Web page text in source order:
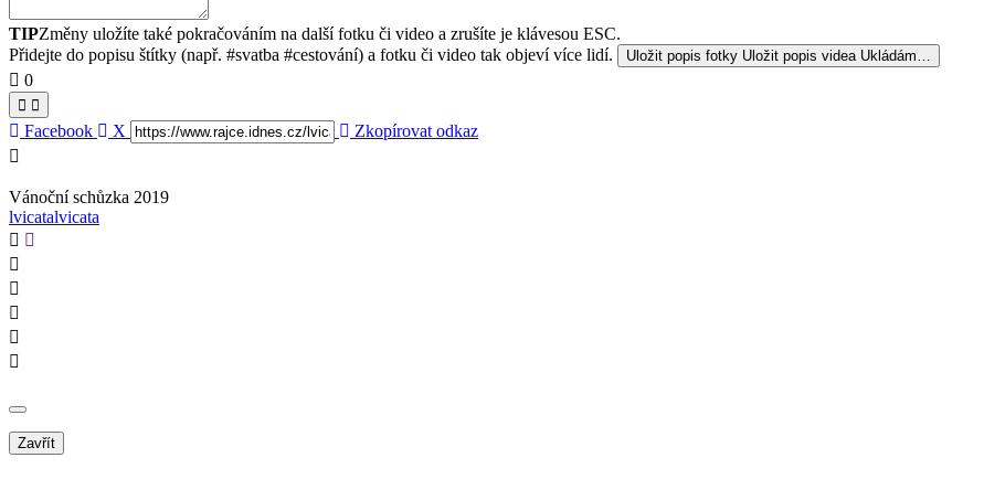
TIPZměny uložíte také pokračováním na další fotku či video a zrušíte je klávesou ESC.
Přidejte do popisu štítky (např. #svatba #cestování) a fotku či video tak objeví více lidí.
Uložit popis fotky Uložit popis videa Ukládám…
0
Facebook X Zkopírovat odkaz
Vánoční schůzka 2019
lvicatalvicata
Zavřít